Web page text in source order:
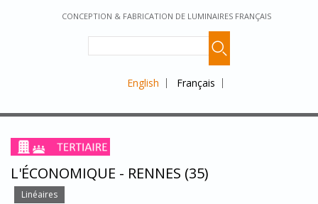
CONCEPTION & FABRICATION DE LUMINAIRES FRANÇAIS
English Français
L'ÉCONOMIQUE - RENNES (35)
Linéaires